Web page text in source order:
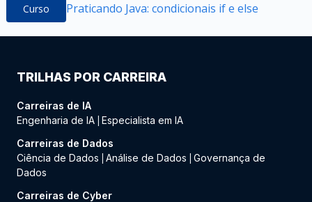
Curso Praticando Java: condicionais if e else
TRILHAS POR CARREIRA
Carreiras de IA
Engenharia de IA Especialista em IA
Carreiras de Dados
Ciência de Dados
Análise de Dados
Governança de
Dados
Carreiras de Cyber